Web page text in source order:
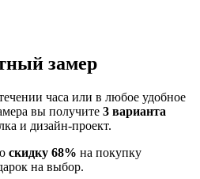
замер
часа или в любое удобное
вы получите 3 варианта
и дизайн-проект.
скидку 68% на покупку
на выбор.